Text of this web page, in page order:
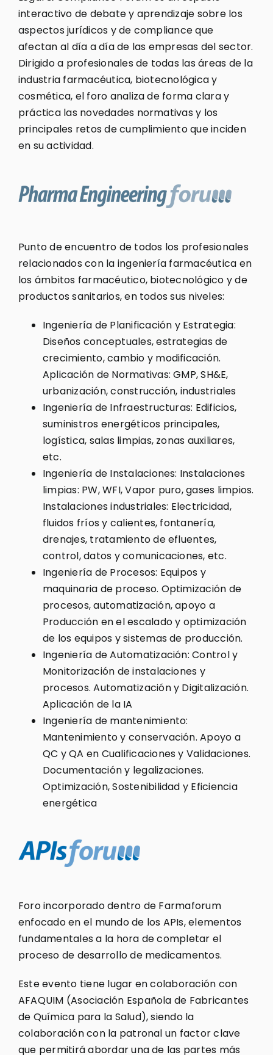
interactivo de debate y aprendizaje sobre los
aspectos jurídicos y de compliance que
afectan al día a día de las empresas del sector.
Dirigido a profesionales de todas las áreas de la
industria farmacéutica, biotecnológica y
cosmética, el foro analiza de forma clara y
práctica las novedades normativas y los
principales retos de cumplimiento que inciden
en su actividad.
Punto de encuentro de todos los profesionales
relacionados con la ingeniería farmacéutica en
los ámbitos farmacéutico, biotecnológico y de
productos sanitarios, en todos sus niveles:
Ingeniería de Planificación y Estrategia:
Diseños conceptuales, estrategias de
crecimiento, cambio y modificación.
Aplicación de Normativas: GMP, SH&E,
urbanización, construcción, industriales
Ingeniería de Infraestructuras: Edificios,
suministros energéticos principales,
logística, salas limpias, zonas auxiliares,
etc.
Ingeniería de Instalaciones: Instalaciones
limpias: PW, WFI, Vapor puro, gases limpios.
Instalaciones industriales: Electricidad,
fluidos fríos y calientes, fontanería,
drenajes, tratamiento de efluentes,
control, datos y comunicaciones, etc.
Ingeniería de Procesos: Equipos y
maquinaria de proceso. Optimización de
procesos, automatización, apoyo a
Producción en el escalado y optimización
de los equipos y sistemas de producción.
Ingeniería de Automatización: Control y
Monitorización de instalaciones y
procesos. Automatización y Digitalización.
Aplicación de la IA
Ingeniería de mantenimiento:
Mantenimiento y conservación. Apoyo a
QC y QA en Cualificaciones y Validaciones.
Documentación y legalizaciones.
Optimización, Sostenibilidad y Eficiencia
energética
Foro incorporado dentro de Farmaforum
enfocado en el mundo de los APIs, elementos
fundamentales a la hora de completar el
proceso de desarrollo de medicamentos.
Este evento tiene lugar en colaboración con
AFAQUIM (Asociación Española de Fabricantes
de Química para la Salud), siendo la
colaboración con la patronal un factor clave
que permitirá abordar una de las partes más